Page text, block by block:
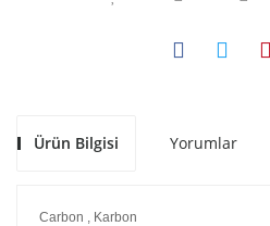
Ürün Bilgisi Yorumlar
Carbon , Karbon